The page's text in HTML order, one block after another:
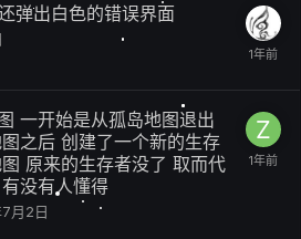
弹出白色的错误界面
一开始是从孤岛地图退出
之后 创建了一个新的生存
原来的生存者没了 取而代
没有人懂得
月2日